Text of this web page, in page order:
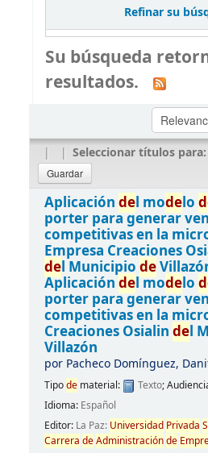
Refinar su
Su búsqueda
resultados.
| | Seleccionar títulos para:
Aplicación del modelo
porter para generar
competitivas en la
Empresa Creaciones
del Municipio de
Aplicación del modelo
porter para generar
competitivas en la
Creaciones Osialin del
Villazón
por Pacheco Domínguez,
Tipodematerial: Texto;
Idioma: Español
Editor: La Paz: Universidad Privada
Carrera deAdministraciónde